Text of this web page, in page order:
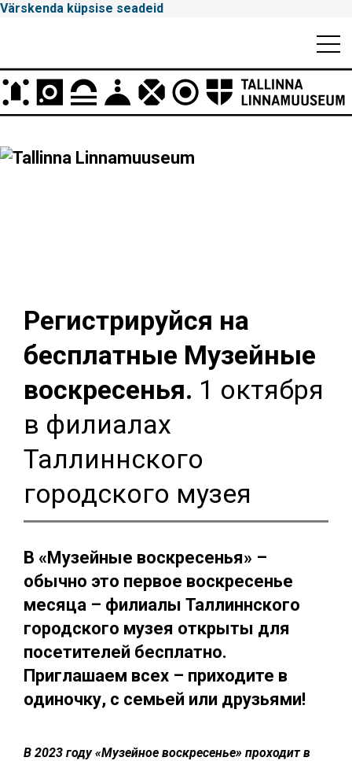
Värskenda küpsise seadeid
Peamenüü
Регистрируйся на
бесплатные Музейные
воскресенья. 1 октября
в филиалах
Таллиннского
городского музея
В «Музейные воскресенья» –
обычно это первое воскресенье
месяца – филиалы Таллиннского
городского музея открыты для
посетителей бесплатно.
Приглашаем всех – приходите в
одиночку, с семьей или друзьями!
В 2023 году «Музейное воскресенье» проходит в